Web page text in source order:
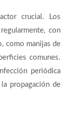
crucial. Los
con
como manijas de
comunes.
periódica
propagación de